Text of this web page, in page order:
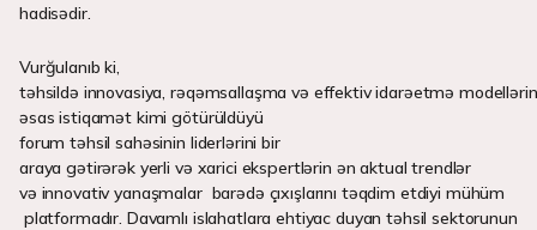
hadisədir.
Vurğulanıb ki,
təhsildə innovasiya, rəqəmsallaşma və effektiv idarəetmə
əsas istiqamət kimi götürüldüyü
forum təhsil sahəsinin liderlərini bir
araya gətirərək yerli və xarici ekspertlərin ən aktual trendlər
və innovativ yanaşmalar barədə çıxışlarını təqdim etdiyi mühüm
platformadır. Davamlı islahatlara ehtiyac duyan təhsil sektorunun